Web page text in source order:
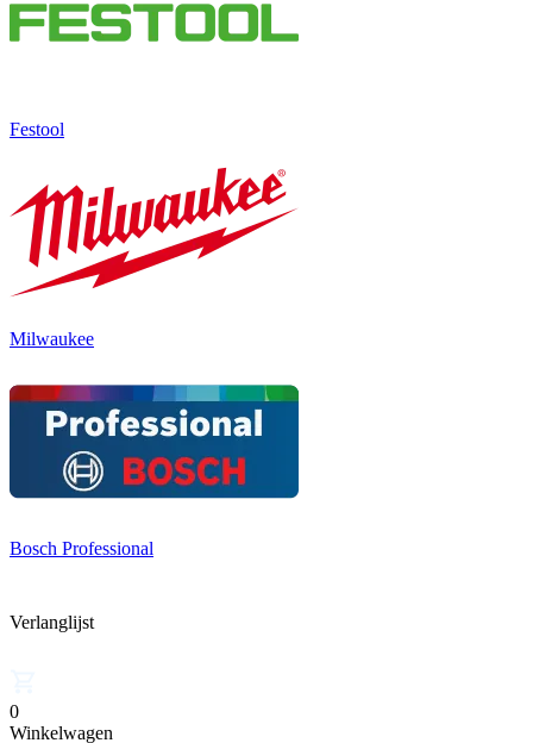
Festool
Milwaukee
Bosch Professional
Verlanglijst
0
Winkelwagen